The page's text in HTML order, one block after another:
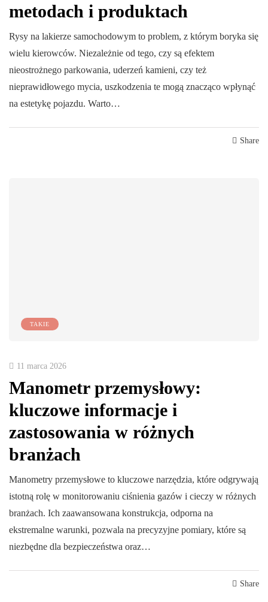
metodach i produktach
Rysy na lakierze samochodowym to problem, z którym boryka się
wielu kierowców. Niezależnie od tego, czy są efektem
nieostrożnego parkowania, uderzeń kamieni, czy też
nieprawidłowego mycia, uszkodzenia te mogą znacząco wpłynąć
na estetykę pojazdu. Warto…
Share
TAKIE
11 marca 2026
Manometr przemysłowy:
kluczowe informacje i
zastosowania w różnych
branżach
Manometry przemysłowe to kluczowe narzędzia, które odgrywają
istotną rolę w monitorowaniu ciśnienia gazów i cieczy w różnych
branżach. Ich zaawansowana konstrukcja, odporna na
ekstremalne warunki, pozwala na precyzyjne pomiary, które są
niezbędne dla bezpieczeństwa oraz…
Share